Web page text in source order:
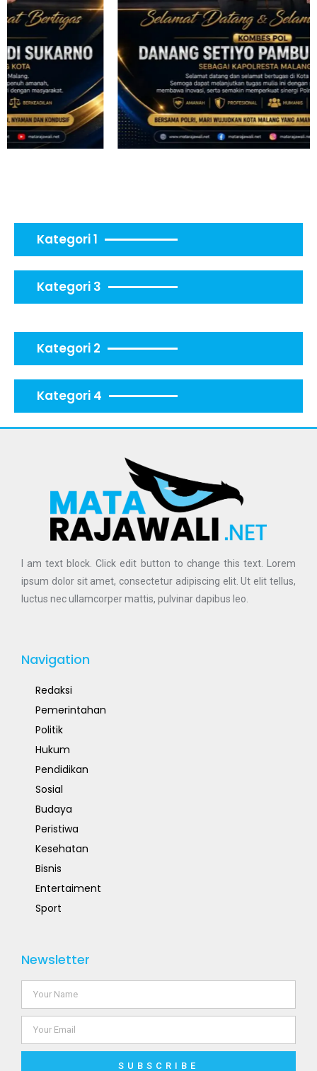
Kategori 1
Kategori 3
Kategori 2
Kategori 4
I am text block. Click edit button to change this text. Lorem
ipsum dolor sit amet, consectetur adipiscing elit. Ut elit tellus,
luctus nec ullamcorper mattis, pulvinar dapibus leo.
Navigation
Redaksi
Pemerintahan
Politik
Hukum
Pendidikan
Sosial
Budaya
Peristiwa
Kesehatan
Bisnis
Entertaiment
Sport
Newsletter
SUBSCRIBE